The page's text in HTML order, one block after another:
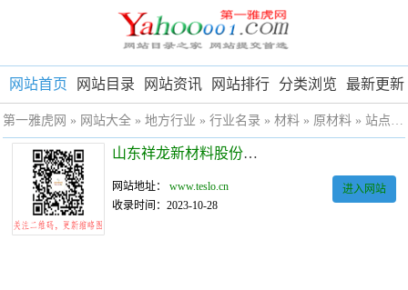
网站首页 网站目录 网站资讯 网站排行 分类浏览 最新更新
第一雅虎网 » 网站大全 » 地方行业 » 行业名录 » 材料 » 原材料 » 站点详细
山东祥龙新材料股份有限公司
网站地址：www.teslo.cn
收录时间：2023-10-28
进入网站